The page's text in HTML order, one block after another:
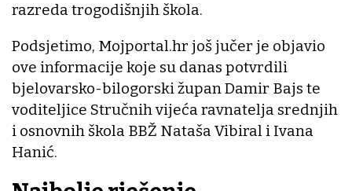
razreda trogodišnjih škola.
Podsjetimo, Mojportal.hr još jučer je objavio
ove informacije koje su danas potvrdili
bjelovarsko-bilogorski župan Damir Bajs te
voditeljice Stručnih vijeća ravnatelja srednjih
i osnovnih škola BBŽ Nataša Vibiral i Ivana
Hanić.